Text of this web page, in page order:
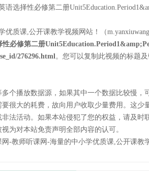
选择性必修第二册
质课,公开课教学视频网站！（
必修第二册
276296.html。您可以复制此视频的标题
个播放数据源，如果其中一个数据比较慢
很大的耗费，故向用户收取少量费用。这
法活动。如果本站侵犯了您的权益，请及时
为对本站免责声明全部内容的认可。
-教师听课网-海量的中小学优质课,公开课